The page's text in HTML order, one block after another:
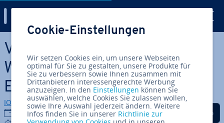
Zum Haupt­in­halt springen
Ver­mitt­lungs­schicht: Alles
Wis­sens­wer­te über die dritte
Ebene des OSI-Modells
IONOS Redaktion
16.11.2022
Auf Facebook teilen
Auf Twitter teilen
Auf LinkedIn
Cookie-Einstellungen
Wir setzen Cookies ein, um unsere Webseiten
optimal für Sie zu gestalten, unsere Produkte für
Sie zu verbessern sowie Ihnen zusammen mit
Drittanbietern interessengerechte Werbung
anzuzeigen. In den Einstellungen können Sie
auswählen, welche Cookies Sie zulassen wollen,
sowie Ihre Auswahl jederzeit ändern. Weitere
Infos finden Sie in unserer Richtlinie zur